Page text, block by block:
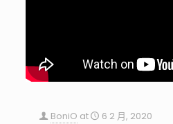
BoniO at
6 2 月, 2020